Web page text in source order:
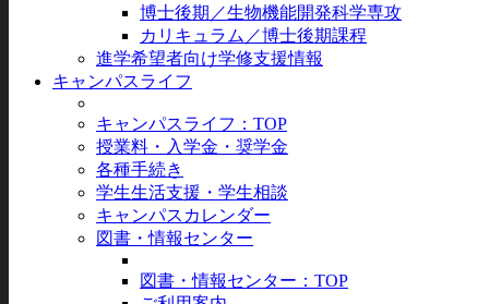
博士後期／生物機能開発科学専攻
カリキュラム／博士後期課程
進学希望者向け学修支援情報
キャンパスライフ
キャンパスライフ：TOP
授業料・入学金・奨学金
各種手続き
学生生活支援・学生相談
キャンパスカレンダー
図書・情報センター
図書・情報センター：TOP